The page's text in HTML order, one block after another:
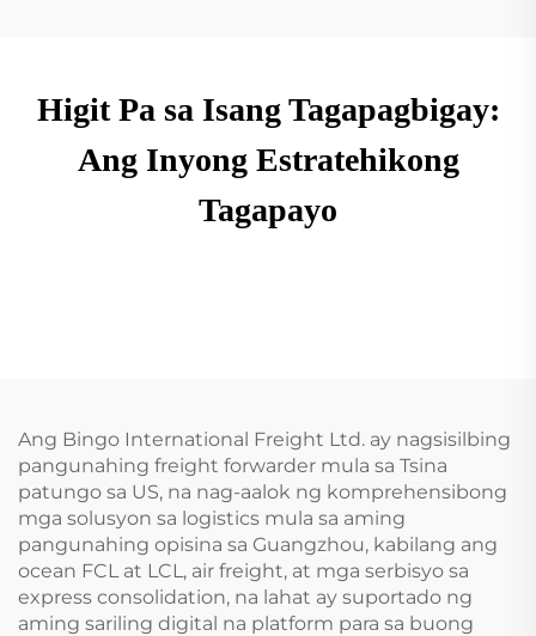
Higit Pa sa Isang Tagapagbigay:
Ang Inyong Estratehikong
Tagapayo
Ang Bingo International Freight Ltd. ay nagsisilbing
pangunahing freight forwarder mula sa Tsina
patungo sa US, na nag-aalok ng komprehensibong
mga solusyon sa logistics mula sa aming
pangunahing opisina sa Guangzhou, kabilang ang
ocean FCL at LCL, air freight, at mga serbisyo sa
express consolidation, na lahat ay suportado ng
aming sariling digital na platform para sa buong